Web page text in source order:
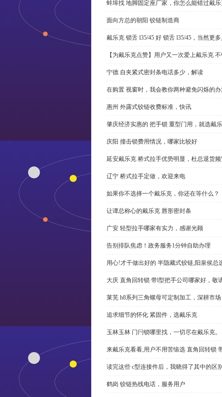
蚌埠找 地脚固定座厂家，你怎么能错过戴
面向方总的朝阳 铰链制造商
戴乐克 锁舌 l35/45 好 锁舌 l35/45，当然更
【为戴乐克点赞】用户又一次爱上戴乐克
宁德 自夹紧式密封条电话多少，解读
在购置 视窗时，我会教你两种避免闪烁的
惠州 外露式铰链收费标准，快讯
肇庆经济实惠的 把手锁 重型门用，就选戴
庆阳 撞击锁费用情况，哪家比较好
延安戴乐克 桥式拉手优势明显，杜总退货
辽宁 桥式拉手定做，欢迎来电
如果你不选择一个戴乐克，你还在等什么？
让谭总称心的戴乐克 唇形密封条
广安 轻型拉手哪家有实力，感谢光顾
告别排队焦虑！政务服务1分钟自助办理
用心!才干做出好的 半隐藏式铰链,阳泉侯总
大庆 直角回转锁 带l型把手公司哪家好，敬
莱芜 h8系列三角螺母可定制加工，深耕市场
追求细节的怀化 紧固件，选戴乐克
玉林玉林 门闩锁哪里找，一切尽在戴乐克。
来戴乐克看看,用户不用苦恼选 直角回转锁
读完这些 c型连接件后，我晓得了其中的区
鹤岗 铰链热线电话，服务用户